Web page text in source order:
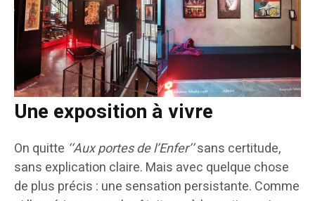
Une exposition à vivre
On quitte ‘‘Aux portes de l’Enfer’’sans certitude,
sans explication claire. Mais avec quelque chose
de plus précis : une sensation persistante. Comme